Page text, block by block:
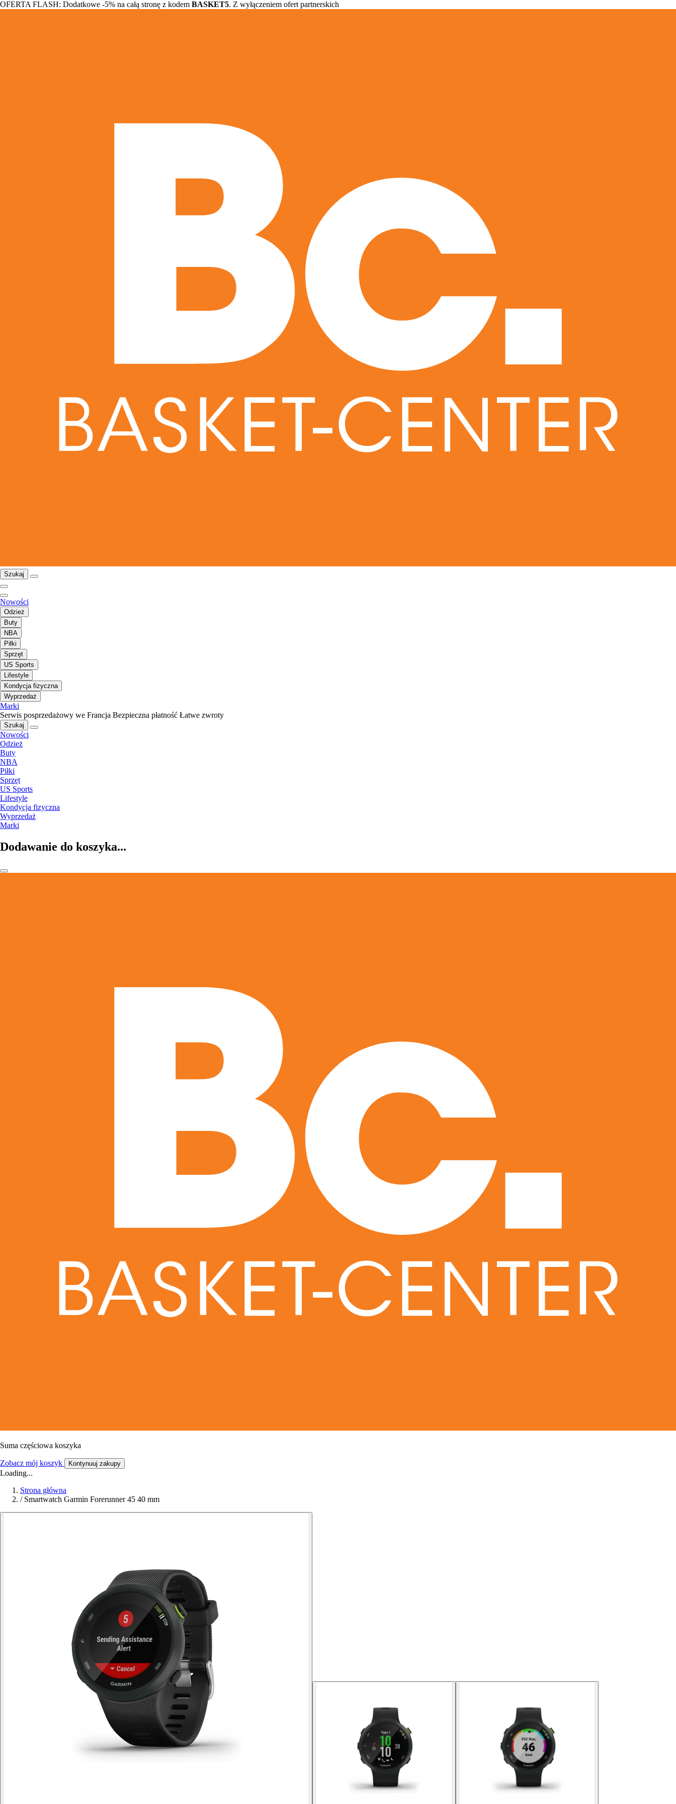
OFERTA FLASH: Dodatkowe -5% na całą stronę z kodem BASKET5. Z wyłączeniem ofert partnerskich
Szukaj
Nowości
Odzież
Buty
NBA
Piłki
Sprzęt
US Sports
Lifestyle
Kondycja fizyczna
Wyprzedaż
Marki
Serwis posprzedażowy we Francja Bezpieczna płatność Łatwe zwroty
Szukaj
Nowości
Odzież
Buty
NBA
Piłki
Sprzęt
US Sports
Lifestyle
Kondycja fizyczna
Wyprzedaż
Marki
Dodawanie do koszyka...
Suma częściowa koszyka
Zobacz mój koszyk Kontynuuj zakupy
Loading...
Strona główna
/ Smartwatch Garmin Forerunner 45 40 mm